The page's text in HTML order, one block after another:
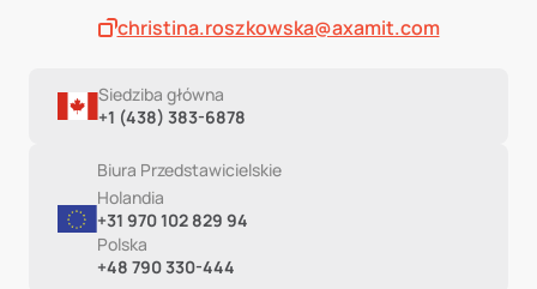
christina.roszkowska@axamit.com
Siedziba główna
+1 (438) 383-6878
Biura Przedstawicielskie
Holandia
+31 970 102 829 94
Polska
+48 790 330-444